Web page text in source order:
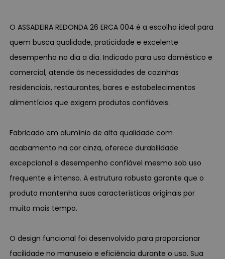
O ASSADEIRA REDONDA 26 ERCA 004 é a escolha ideal para
quem busca qualidade, praticidade e excelente
desempenho no dia a dia. Indicado para uso doméstico e
comercial, atende às necessidades de cozinhas
residenciais, restaurantes, bares e estabelecimentos
alimentícios que exigem produtos confiáveis.
Fabricado em alumínio de alta qualidade com
acabamento na cor cinza, oferece durabilidade
excepcional e desempenho confiável mesmo sob uso
frequente e intenso. A estrutura robusta garante que o
produto mantenha suas características originais por
muito mais tempo.
O design funcional foi desenvolvido para proporcionar
facilidade no manuseio e eficiência durante o uso. Sua